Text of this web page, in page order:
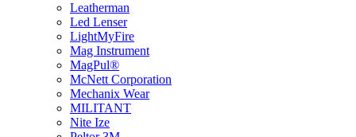
Leatherman
Led Lenser
LightMyFire
Mag Instrument
MagPul®
McNett Corporation
Mechanix Wear
MILITANT
Nite Ize